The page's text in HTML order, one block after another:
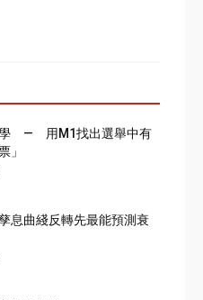
學 — 用M1找出選舉中有
」
息曲綫反轉先最能預測衰